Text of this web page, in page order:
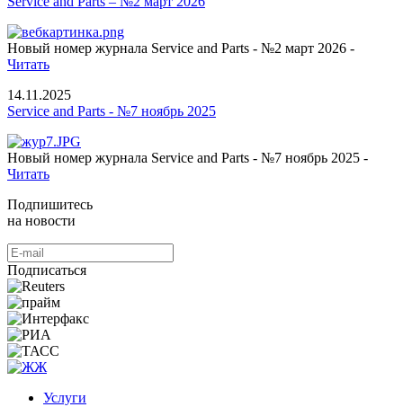
Новый номер журнала Service and Parts - №2 март 2026 -
Читать
14.11.2025
Service and Parts - №7 ноябрь 2025
Новый номер журнала Service and Parts - №7 ноябрь 2025 -
Читать
Подпишитесь
на новости
Подписаться
Услуги